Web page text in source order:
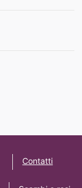
Contatti